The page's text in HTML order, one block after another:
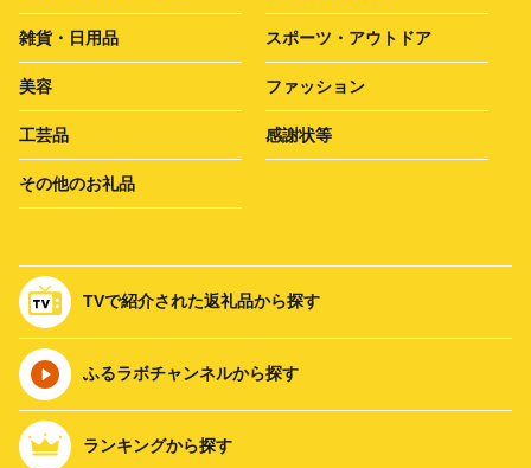
雑貨・日用品 スポーツ・アウトドア
美容 ファッション
工芸品 感謝状等
その他のお礼品
TVで紹介された返礼品から探す
ふるラボチャンネルから探す
ランキングから探す